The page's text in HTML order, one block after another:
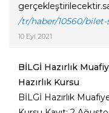
/tr/haber/10560/
10 Eyl 2021
BİLGİ Hazırlık
Hazırlık Kursu
BİLGİ Hazırlık